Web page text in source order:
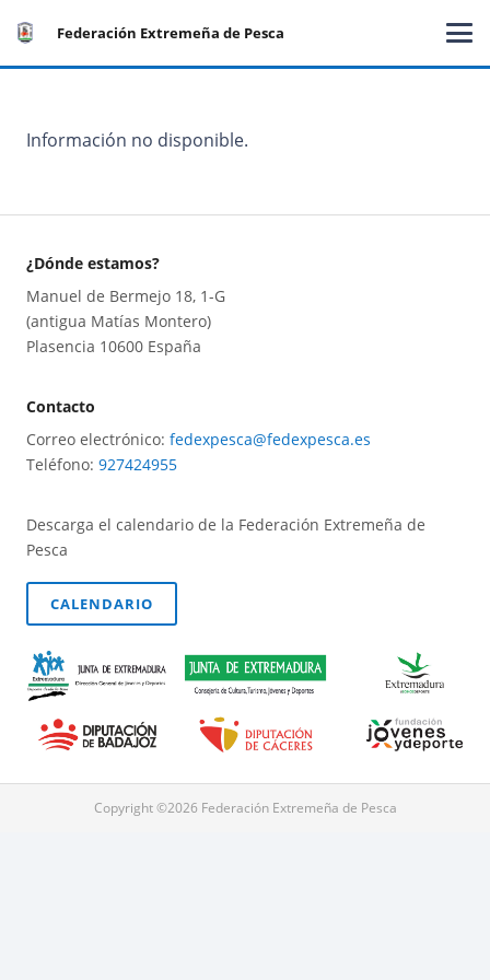
Federación Extremeña de Pesca
Información no disponible.
¿Dónde estamos?
Manuel de Bermejo 18, 1-G
(antigua Matías Montero)
Plasencia 10600 España
Contacto
Correo electrónico: fedexpesca@fedexpesca.es
Teléfono: 927424955
Descarga el calendario de la Federación Extremeña de
Pesca
CALENDARIO
Copyright ©2026 Federación Extremeña de Pesca